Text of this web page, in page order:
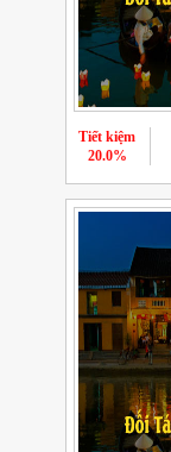
Tiết kiệm
20.0%